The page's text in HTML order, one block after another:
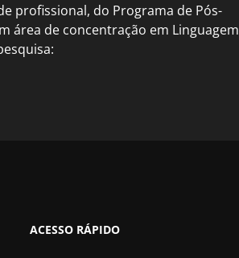
profissional, do Programa de Pós-
área de concentração em Linguagem
ACESSO RÁPIDO